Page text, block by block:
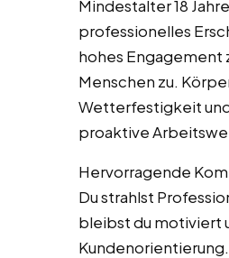
Mindestalter 18
professionelles
hohes Engagement
Menschen zu.
Wetterfestigkeit
proaktive
Hervorragende
Du strahlst
bleibst du motiviert